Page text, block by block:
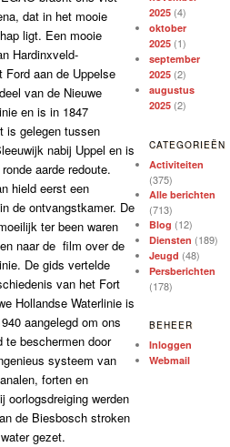
dat in het mooie
ligt. Een mooie
Hardinxveld-
Ford aan de Uppelse
van de Nieuwe
en is in 1847
is gelegen tussen
nabij Uppel en is
aarde redoute.
hield eerst een
de ontvangstkamer. De
ter been waren
naar de film over de
De gids vertelde
van het Fort
Hollandse Waterlinie is
aangelegd om ons
te beschermen door
systeem van
forten en
oorlogsdreiging werden
de Biesbosch stroken
gezet.
2025 (4)
oktober
2025 (1)
september
2025 (2)
augustus
2025 (2)
CATEGORIEËN
Activiteiten
(375)
Alle berichten
(713)
Blog (12)
Diensten (189)
Jeugd (48)
Persberichten
(178)
BEHEER
Inloggen
Webmail